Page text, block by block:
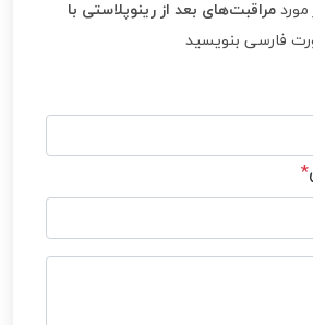
مراقبت‌های بعد از رینوپلاستی با
فارسی بنویسید
*